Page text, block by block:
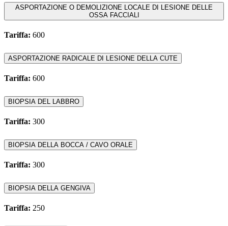
ASPORTAZIONE O DEMOLIZIONE LOCALE DI LESIONE DELLE
OSSA FACCIALI
Tariffa: 600
ASPORTAZIONE RADICALE DI LESIONE DELLA CUTE
Tariffa: 600
BIOPSIA DEL LABBRO
Tariffa: 300
BIOPSIA DELLA BOCCA / CAVO ORALE
Tariffa: 300
BIOPSIA DELLA GENGIVA
Tariffa: 250